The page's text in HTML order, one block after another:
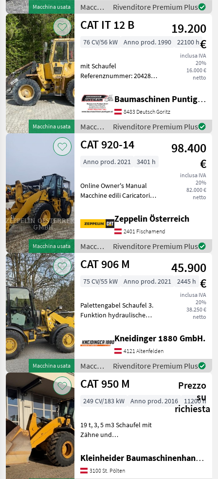
Macchina usata
Partikelfilter neu bei 10000
h, Sitz neu b
Macchine
edili /
CAT
Rivenditore Premium Plus
Macchina usata
CAT IT 12 B
19.200
€
inclusa IVA
20%
16.000 €
netto
76 CV/56 kW Anno prod. 1990 22100 h
mit Schaufel
Referenznummer: 20428
GmbH Unser Spezialgebiet:
Ankauf - Verkauf -
Vermietung von
Baumaschinen Besuchen
Sie unsere Baumaschine
Baumaschinen Puntigam GmbH
8483 Deutsch Goritz
Macchine
edili /
CAT
Rivenditore Premium Plus
Macchina usata
CAT 920-14
98.400
€
inclusa IVA
20%
82.000 €
netto
Anno prod. 2021 3401 h
Online Owner's Manual
Macchine edili Caricatori
Zeppelin Österreich
2401 Fischamend
Macchine
edili /
CAT
Rivenditore Premium Plus
Macchina usata
CAT 906 M
45.900
€
inclusa IVA
20%
38.250 €
netto
75 CV/55 kW Anno prod. 2021 2445 h
Palettengabel Schaufel 3.
Funktion hydraulische
Bloccaggio idraulico dei
dispositivi, Cabina, Telaio a
cambio rapido, Circuito
idraulico suppleme
Kneidinger 1880 GmbH.
4121 Altenfelden
Macchine
edili /
CAT
Rivenditore Premium Plus
CAT 950 M
Prezzo
su
richiesta
249 CV/183 kW Anno prod. 2016 11200 h
19 t, 3, 5 m3 Schaufel mit
Zähne und
Command steer. Klima,
Lastdämpfung,
Zentralschmierung, sehr
Kleinheider Baumaschinenhandel GmbH.
3100 St. Pölten